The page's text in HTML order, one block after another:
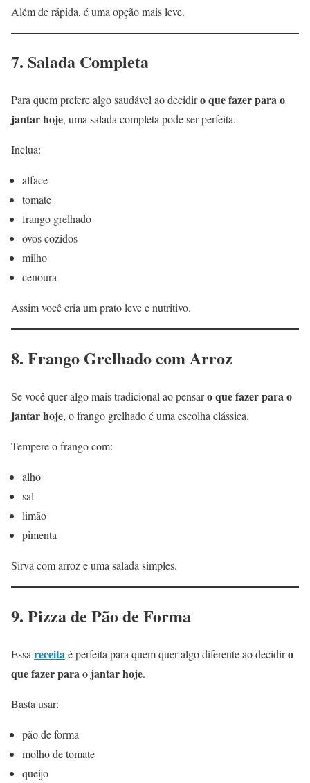
Além de rápida, é uma opção mais leve.
7. Salada Completa
Para quem prefere algo saudável ao decidiro que fazer para o
jantar hoje, uma salada completa pode ser perfeita.
Inclua:
alface
tomate
frango grelhado
ovos cozidos
milho
cenoura
Assim você cria um prato leve e nutritivo.
8. Frango Grelhado com Arroz
Se você quer algo mais tradicional ao pensaro que fazer para o
jantar hoje, o frango grelhado é uma escolha clássica.
Tempere o frango com:
alho
sal
limão
pimenta
Sirva com arroz e uma salada simples.
9. Pizza de Pão de Forma
Essa receitaé perfeita para quem quer algo diferente ao decidiro
que fazer para o jantar hoje.
Basta usar:
pão de forma
molho de tomate
queijo